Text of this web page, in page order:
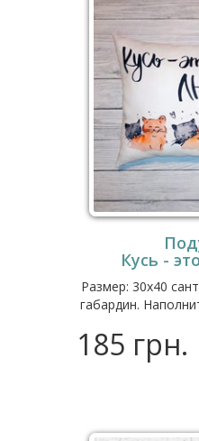
Кусь -
Размер: 30x40
габардин.
185 грн.